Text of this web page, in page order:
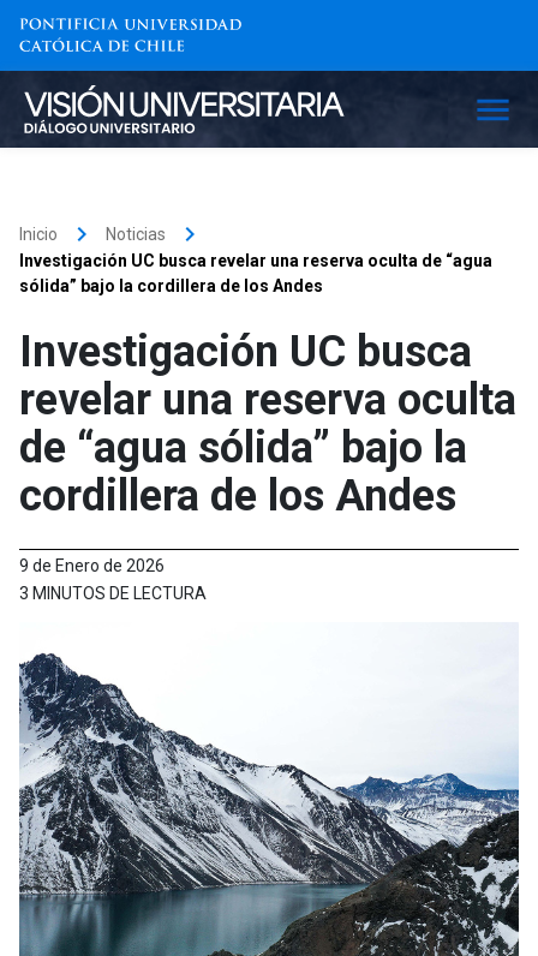
Inicio keyboard_arrow_right Noticias keyboard_arrow_right
Investigación UC busca revelar una reserva oculta de “agua
sólida” bajo la cordillera de los Andes
Investigación UC busca
revelar una reserva oculta
de “agua sólida” bajo la
cordillera de los Andes
9 de Enero de 2026
3 MINUTOS DE LECTURA